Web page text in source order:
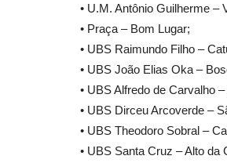
• U.M. Antônio Guilherme –
• Praça – Bom Lugar;
• UBS Raimundo Filho –
• UBS João Elias Oka –
• UBS Alfredo de Carvalho
• UBS Dirceu Arcoverde –
• UBS Theodoro Sobral –
• UBS Santa Cruz – Alto da